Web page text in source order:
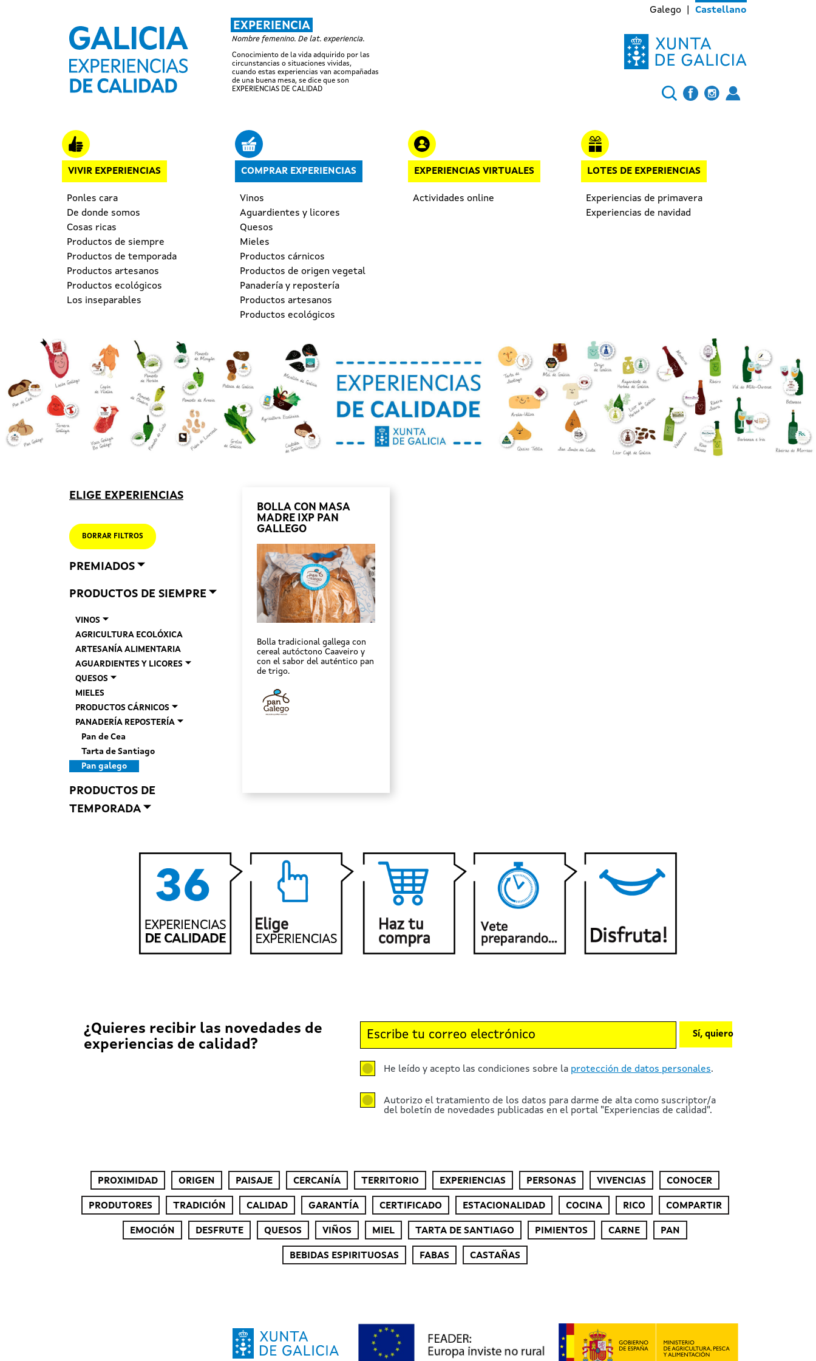
Galego Castellano
EXPERIENCIA
Nombre femenino. De lat. experiencia.
Conocimiento de la vida adquirido por las
circunstancias o situaciones vividas,
cuando estas experiencias van acompañadas
de una buena mesa, se dice que son
EXPERIENCIAS DE CALIDAD
VIVIR EXPERIENCIAS
Ponles cara
De donde somos
Cosas ricas
Productos de siempre
Productos de temporada
Productos artesanos
Productos ecológicos
Los inseparables
COMPRAR EXPERIENCIAS
Vinos
Aguardientes y licores
Quesos
Mieles
Productos cárnicos
Productos de origen vegetal
Panadería y repostería
Productos artesanos
Productos ecológicos
EXPERIENCIAS VIRTUALES
Actividades online
LOTES DE EXPERIENCIAS
Experiencias de primavera
Experiencias de navidad
ELIGE EXPERIENCIAS
BORRAR FILTROS
PREMIADOS
PRODUCTOS DE SIEMPRE
VINOS
AGRICULTURA ECOLÓXICA
ARTESANÍA ALIMENTARIA
AGUARDIENTES Y LICORES
QUESOS
MIELES
PRODUCTOS CÁRNICOS
PANADERÍA REPOSTERÍA
Pan de Cea
Tarta de Santiago
Pan galego
PRODUCTOS DE
TEMPORADA
BOLLA CON MASA
MADRE IXP PAN
GALLEGO
Bolla tradicional gallega con
cereal autóctono Caaveiro y
con el sabor del auténtico pan
de trigo.
¿Quieres recibir las novedades de
experiencias de calidad?
He leído y acepto las condiciones sobre la protección de datos personales.
Autorizo el tratamiento de los datos para darme de alta como suscriptor/a
del boletín de novedades publicadas en el portal "Experiencias de calidad".
Sí, quiero
PROXIMIDAD ORIGEN PAISAJE CERCANÍA TERRITORIO EXPERIENCIAS PERSONAS VIVENCIAS CONOCER
PRODUTORES TRADICIÓN CALIDAD GARANTÍA CERTIFICADO ESTACIONALIDAD COCINA RICO COMPARTIR
EMOCIÓN DESFRUTE QUESOS VIÑOS MIEL TARTA DE SANTIAGO PIMIENTOS CARNE PAN
BEBIDAS ESPIRITUOSAS FABAS CASTAÑAS